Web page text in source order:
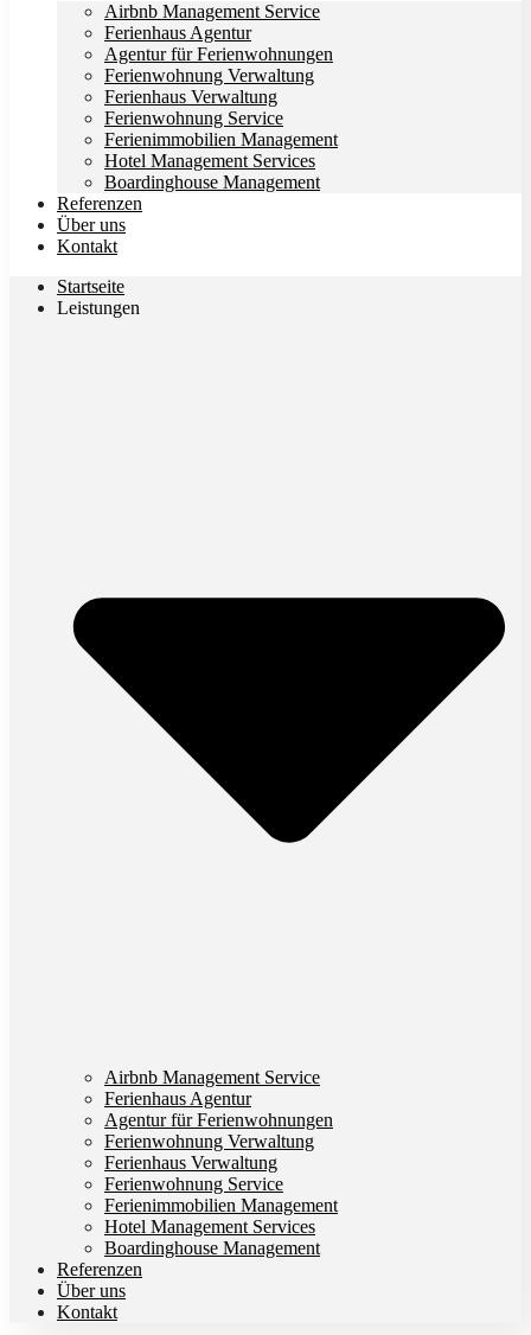
Airbnb Management Service
Ferienhaus Agentur
Agentur für Ferienwohnungen
Ferienwohnung Verwaltung
Ferienhaus Verwaltung
Ferienwohnung Service
Ferienimmobilien Management
Hotel Management Services
Boardinghouse Management
Referenzen
Über uns
Kontakt
Startseite
Leistungen
Airbnb Management Service
Ferienhaus Agentur
Agentur für Ferienwohnungen
Ferienwohnung Verwaltung
Ferienhaus Verwaltung
Ferienwohnung Service
Ferienimmobilien Management
Hotel Management Services
Boardinghouse Management
Referenzen
Über uns
Kontakt